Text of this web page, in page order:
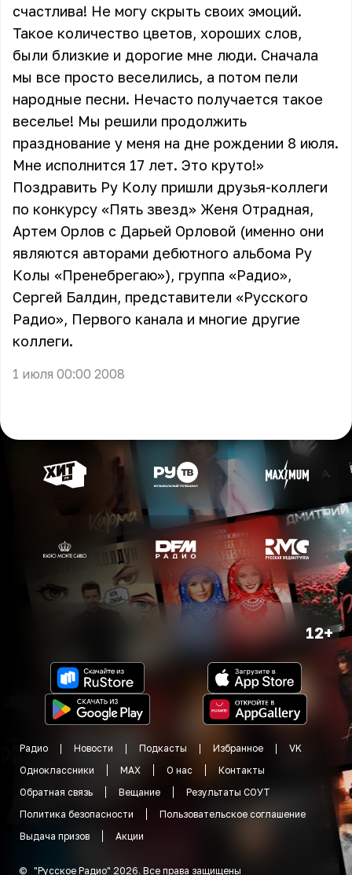
счастлива! Не могу скрыть своих эмоций.
Такое количество цветов, хороших слов,
были близкие и дорогие мне люди. Сначала
мы все просто веселились, а потом пели
народные песни. Нечасто получается такое
веселье! Мы решили продолжить
празднование у меня на дне рождении 8 июля.
Мне исполнится 17 лет. Это круто!»
Поздравить Ру Колу пришли друзья-коллеги
по конкурсу «Пять звезд» Женя Отрадная,
Артем Орлов с Дарьей Орловой (именно они
являются авторами дебютного альбома Ру
Колы «Пренебрегаю»), группа «Радио»,
Сергей Балдин, представители «Русского
Радио», Первого канала и многие другие
коллеги.
1 июля 00:00 2008
12+
Радио Новости Подкасты Избранное
VK
Одноклассники
MAX О нас
Контакты
Обратная связь
Вещание
Результаты СОУТ
Политика безопасности
Пользовательское соглашение
Выдача призов
Акции
© "Русское Радио" 2026. Все права защищены